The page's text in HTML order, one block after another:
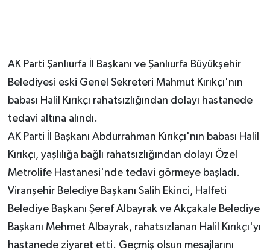
AK Parti Şanlıurfa İl Başkanı ve Şanlıurfa Büyükşehir
Belediyesi eski Genel Sekreteri Mahmut Kırıkçı'nın
babası Halil Kırıkçı rahatsızlığından dolayı hastanede
tedavi altına alındı.
AK Parti İl Başkanı Abdurrahman Kırıkçı'nın babası Halil
Kırıkçı, yaşlılığa bağlı rahatsızlığından dolayı Özel
Metrolife Hastanesi'nde tedavi görmeye başladı.
Viranşehir Belediye Başkanı Salih Ekinci, Halfeti
Belediye Başkanı Şeref Albayrak ve Akçakale Belediye
Başkanı Mehmet Albayrak, rahatsızlanan Halil Kırıkçı'yı
hastanede ziyaret etti. Geçmiş olsun mesajlarını